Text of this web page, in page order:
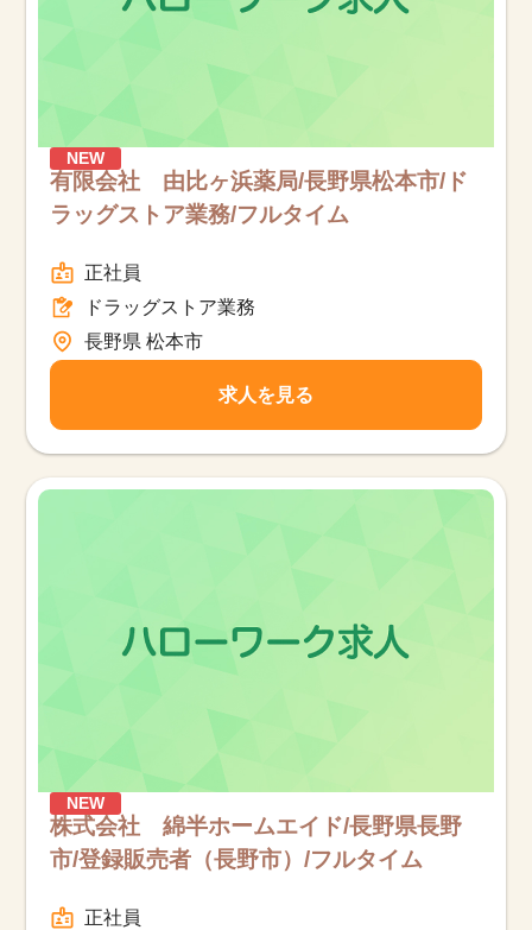
NEW
有限会社 由比ヶ浜薬局/長野県松本市/ド
ラッグストア業務/フルタイム
正社員
ドラッグストア業務
長野県 松本市
求人を見る
NEW
株式会社 綿半ホームエイド/長野県長野
市/登録販売者（長野市）/フルタイム
正社員